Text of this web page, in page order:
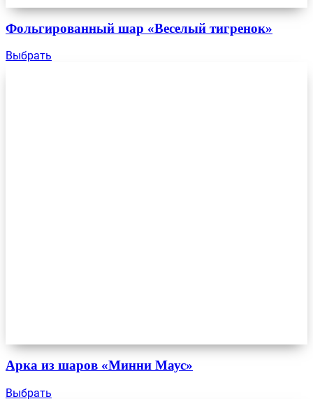
Фольгированный шар «Веселый тигренок»
Выбрать
Арка из шаров «Минни Маус»
Выбрать